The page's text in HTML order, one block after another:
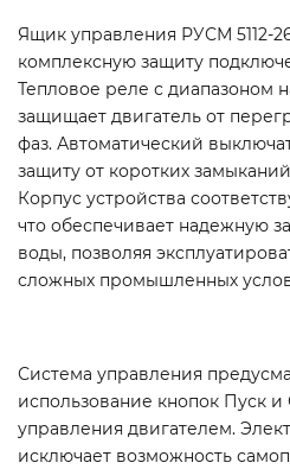
Ящик управления РУСМ 5112-
комплексную защиту
Тепловое реле с диапазоном
защищает двигатель от
фаз. Автоматический
защиту от коротких
Корпус устройства
что обеспечивает надежную
воды, позволяя
сложных промышленных
Система управления
использование кнопок Пуск и
управления двигателем.
исключает возможность